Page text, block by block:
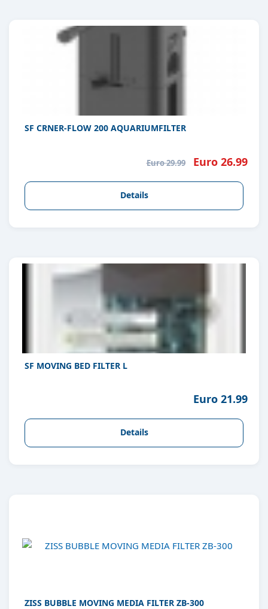
SF CRNER-FLOW 200 AQUARIUMFILTER
Euro 29.99 Euro 26.99
Details
SF MOVING BED FILTER L
Euro 21.99
Details
ZISS BUBBLE MOVING MEDIA FILTER ZB-300